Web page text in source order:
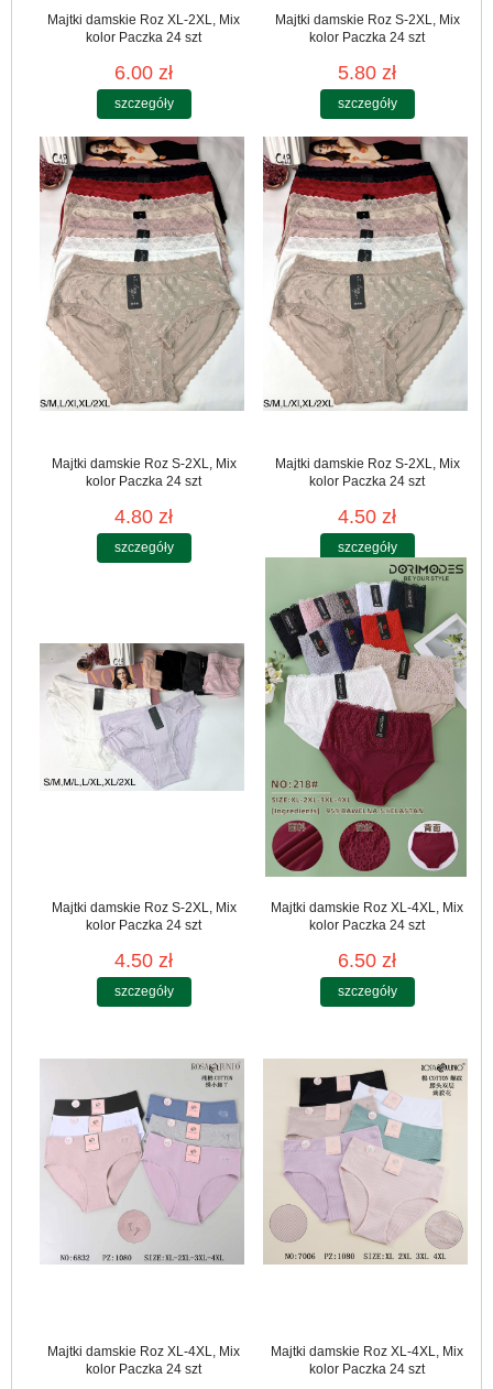
Majtki damskie Roz XL-2XL, Mix
kolor Paczka 24 szt
6.00 zł
szczegóły
Majtki damskie Roz S-2XL, Mix
kolor Paczka 24 szt
5.80 zł
szczegóły
Majtki damskie Roz S-2XL, Mix
kolor Paczka 24 szt
4.80 zł
szczegóły
Majtki damskie Roz S-2XL, Mix
kolor Paczka 24 szt
4.50 zł
szczegóły
Majtki damskie Roz S-2XL, Mix
kolor Paczka 24 szt
4.50 zł
szczegóły
Majtki damskie Roz XL-4XL, Mix
kolor Paczka 24 szt
6.50 zł
szczegóły
Majtki damskie Roz XL-4XL, Mix
kolor Paczka 24 szt
Majtki damskie Roz XL-4XL, Mix
kolor Paczka 24 szt